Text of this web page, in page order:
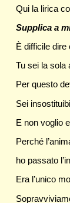
Qui la lirica
Supplica a
È difficile dire
Tu sei la sola
Per questo
Sei
E non voglio
Perché
ho passato
Era l’unico